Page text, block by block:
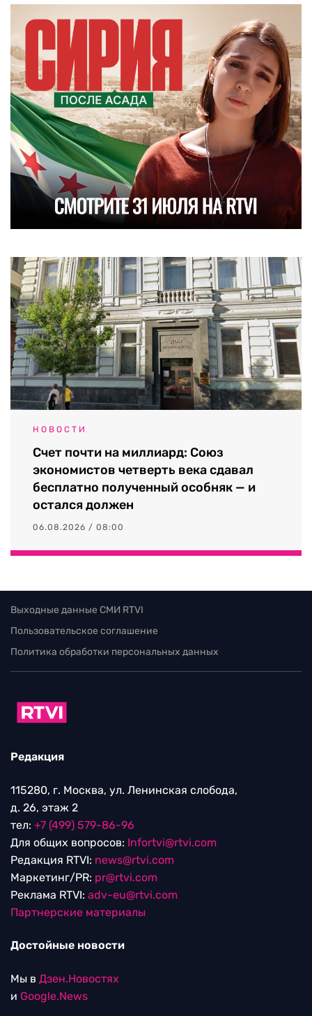
НОВОСТИ
Счет почти на миллиард: Союз
экономистов четверть века сдавал
бесплатно полученный особняк — и
остался должен
06.08.2026 / 08:00
Выходные данные СМИ RTVI
Пользовательское соглашение
Политика обработки персональных данных
Редакция
115280, г. Москва, ул. Ленинская слобода,
д. 26, этаж 2
тел: +7 (499) 579-86-96
Для общих вопросов: Infortvi@rtvi.com
Редакция RTVI: news@rtvi.com
Маркетинг/PR: pr@rtvi.com
Реклама RTVI: adv-eu@rtvi.com
Партнерские материалы
Достойные новости
Мы в Дзен.Новостях
и Google.News